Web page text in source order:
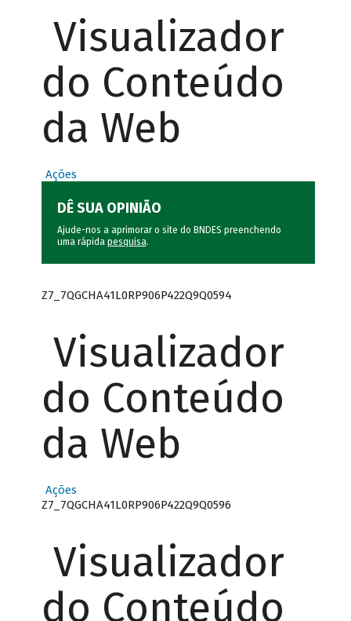
Visualizador
do Conteúdo
da Web
Ações
DÊ SUA OPINIÃO
Ajude-nos a aprimorar o site do BNDES preenchendo
uma rápida pesquisa.
Z7_7QGCHA41L0RP906P422Q9Q0594
Visualizador
do Conteúdo
da Web
Ações
Z7_7QGCHA41L0RP906P422Q9Q0596
Visualizador
do Conteúdo